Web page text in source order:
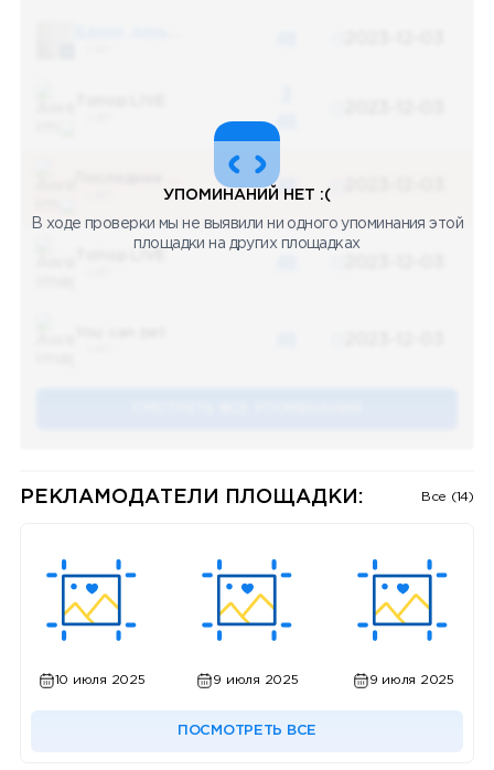
48
48
УПОМИНАНИЙ НЕТ :(
В ходе проверки мы не выявили ни одного упоминания этой
площадки на других площадках
РЕКЛАМОДАТЕЛИ ПЛОЩАДКИ: Все (14)
10 июля 2025 9 июля 2025 9 июля 2025
ПОСМОТРЕТЬ ВСЕ